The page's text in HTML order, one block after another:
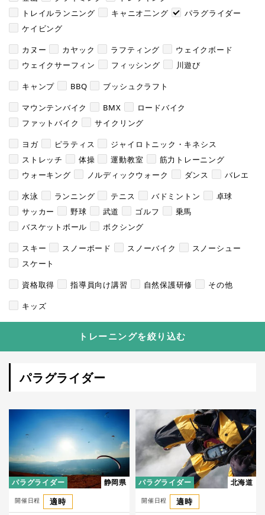
トレイルランニング
キャニオ二ング
パラグライダー
ケイビング
カヌー
カヤック ラフティング
ウェイクボード
ウェイクサーフィン
フィッシング
川遊び
キャンプ
BBQ
ブッシュクラフト
マウンテンバイク
BMX
ロードバイク
ファットバイク
サイクリング
ヨガ
ピラティス
ジャイロトニック・キネシス
ストレッチ
体操 運動教室
筋力トレーニング
ウォーキング
ノルディックウォーク ダンス
バレエ
水泳
ランニング テニス バドミントン
卓球
サッカー
野球 武道 ゴルフ
乗馬
バスケットボール
ボクシング
スキー
スノーボード スノーバイク
スノーシュー
スケート
資格取得
指導員向け講習 自然保護研修
その他
キッズ
トレーニングを絞り込む
パラグライダー
パラグライダー 静岡県
開催日程
適時
パラグライダー 北海道
開催日程
適時